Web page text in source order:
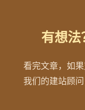
有想
看完文章，如
我们的建站顾